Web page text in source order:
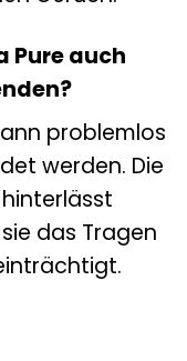
Pure auch
problemlos
werden. Die
das Tragen